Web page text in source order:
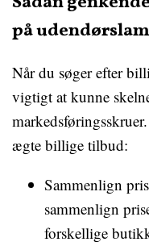
på
Når du søger efter
vigtigt at kunne
ægte billige tilbud:
Sammenlign
sammenlign
forskellige